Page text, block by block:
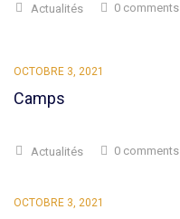
Actualités 0 comments
OCTOBRE 3, 2021
Camps
Actualités 0 comments
OCTOBRE 3, 2021